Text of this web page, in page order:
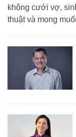
không cưới vợ,
thuật và mong